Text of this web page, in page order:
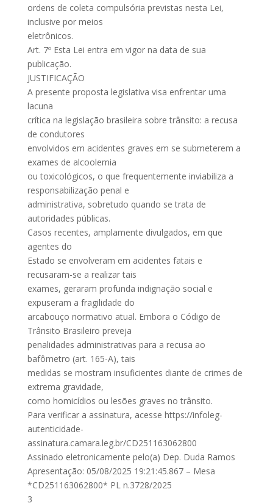
ordens de coleta compulsória previstas nesta Lei,
inclusive por meios
eletrônicos.
Art. 7º Esta Lei entra em vigor na data de sua
publicação.
JUSTIFICAÇÃO
A presente proposta legislativa visa enfrentar uma
lacuna
crítica na legislação brasileira sobre trânsito: a recusa
de condutores
envolvidos em acidentes graves em se submeterem a
exames de alcoolemia
ou toxicológicos, o que frequentemente inviabiliza a
responsabilização penal e
administrativa, sobretudo quando se trata de
autoridades públicas.
Casos recentes, amplamente divulgados, em que
agentes do
Estado se envolveram em acidentes fatais e
recusaram-se a realizar tais
exames, geraram profunda indignação social e
expuseram a fragilidade do
arcabouço normativo atual. Embora o Código de
Trânsito Brasileiro preveja
penalidades administrativas para a recusa ao
bafômetro (art. 165-A), tais
medidas se mostram insuficientes diante de crimes de
extrema gravidade,
como homicídios ou lesões graves no trânsito.
Para verificar a assinatura, acesse https://infoleg-
autenticidade-
assinatura.camara.leg.br/CD251163062800
Assinado eletronicamente pelo(a) Dep. Duda Ramos
Apresentação: 05/08/2025 19:21:45.867 – Mesa
*CD251163062800* PL n.3728/2025
3